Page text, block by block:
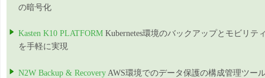
の暗号化
Kasten K10 PLATFORM Kubernetes環境のバックアップとモビリテ
を手軽に実現
N2W Backup & Recovery AWS環境でのデータ保護の構成管理ツー